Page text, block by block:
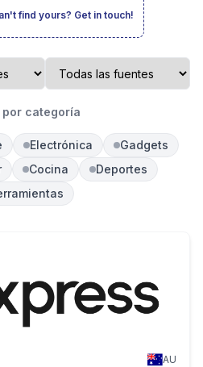
find yours? Get in touch!
por categoría
Electrónica
Gadgets
Cocina
Deportes
AU